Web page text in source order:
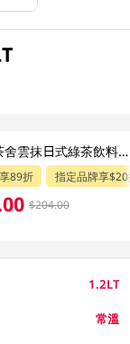
原箱淳茶舍雲抹日式綠茶飲料 12 X 1.2 LT
89折 指定品牌享
$204.00
1.2LT
常溫